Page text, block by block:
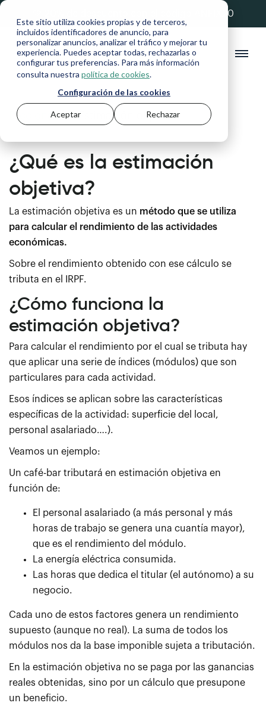
Este sitio utiliza cookies propias y de terceros,
incluidos identificadores de anuncio, para
personalizar anuncios, analizar el tráfico y mejorar tu
experiencia. Puedes aceptar todas, rechazarlas o
configurar tus preferencias. Para más información
consulta nuestra política de cookies.
Configuración de las cookies
Aceptar Rechazar
💚 20% de descuento con el código ANFIX20
Diccionario>Estimación objetiva
¿Qué es la estimación
objetiva?
La estimación objetiva es un método que se utiliza
para calcular el rendimiento de las actividades
económicas.
Sobre el rendimiento obtenido con ese cálculo se
tributa en el IRPF.
¿Cómo funciona la
estimación objetiva?
Para calcular el rendimiento por el cual se tributa hay
que aplicar una serie de índices (módulos) que son
particulares para cada actividad.
Esos índices se aplican sobre las características
específicas de la actividad: superficie del local,
personal asalariado….).
Veamos un ejemplo:
Un café-bar tributará en estimación objetiva en
función de:
El personal asalariado (a más personal y más
horas de trabajo se genera una cuantía mayor),
que es el rendimiento del módulo.
La energía eléctrica consumida.
Las horas que dedica el titular (el autónomo) a su
negocio.
Cada uno de estos factores genera un rendimiento
supuesto (aunque no real). La suma de todos los
módulos nos da la base imponible sujeta a tributación.
En la estimación objetiva no se paga por las ganancias
reales obtenidas, sino por un cálculo que presupone
un beneficio.